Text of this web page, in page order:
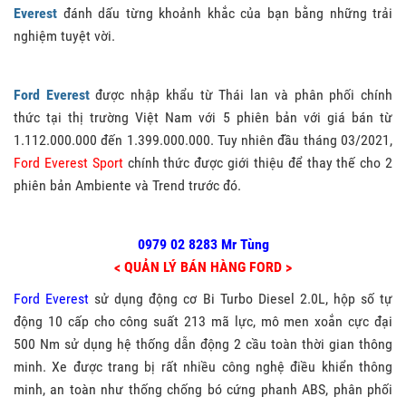
Everest đánh dấu từng khoảnh khắc của bạn bằng những trải
nghiệm tuyệt vời.
Ford Everestđược nhập khẩu từ Thái lan và phân phối chính
thức tại thị trường Việt Nam với 5 phiên bản với giá bán từ
1.112.000.000 đến 1.399.000.000. Tuy nhiên đầu tháng 03/2021,
Ford Everest Sportchính thức được giới thiệu để thay thế cho 2
phiên bản Ambiente và Trend trước đó.
0979 02 8283 Mr Tùng
< QUẢN LÝ BÁN HÀNG FORD >
Ford Everest sử dụng động cơ Bi Turbo Diesel 2.0L, hộp số tự
động 10 cấp cho công suất 213 mã lực, mô men xoắn cực đại
500 Nm sử dụng hệ thống dẫn động 2 cầu toàn thời gian thông
minh. Xe đượctrang bị rất nhiều công nghệ điều khiển thông
minh, an toàn như thống chống bó cứng phanh ABS, phân phối